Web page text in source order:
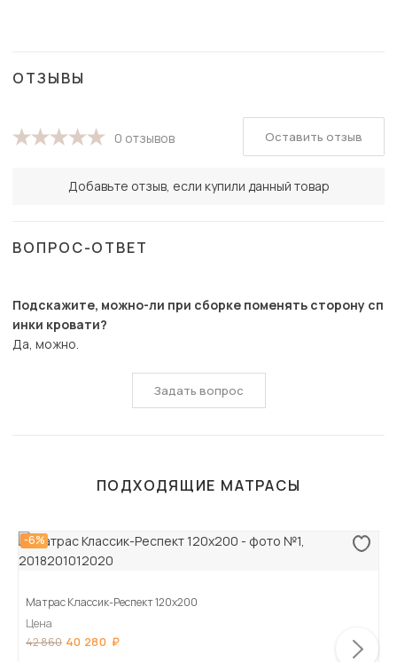
ОТЗЫВЫ
0 отзывов
Добавьте отзыв, если купили данный товар
Оставить отзыв
ВОПРОС-ОТВЕТ
Подскажите, можно-ли при сборке поменять сторону сп
инки кровати?
Да, можно.
Задать вопрос
ПОДХОДЯЩИЕ МАТРАСЫ
-6%
Матрас Классик-Респект 120х200
Цена
42 860 40 280